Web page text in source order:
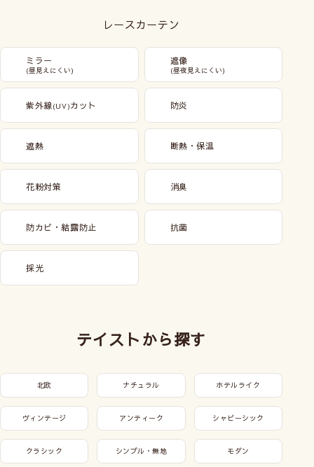
レースカーテン
ミラー
(昼見えにくい)
遮像
(昼夜見えにくい)
紫外線(UV)カット 防炎
遮熱 断熱・保温
花粉対策 消臭
防カビ・結露防止 抗菌
採光
テイストから探す
北欧 ナチュラル ホテルライク
ヴィンテージ アンティーク シャビーシック
クラシック シンプル・無地 モダン